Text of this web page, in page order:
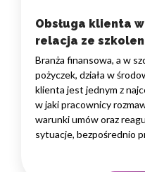
Obsługa klienta
relacja ze
Branża finansowa, a w
pożyczek, działa w
klienta jest jednym z
w jaki pracownicy
warunki umów oraz
sytuacje, bezpośrednio